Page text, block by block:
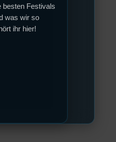
besten Festivals
was wir so
ihr hier!